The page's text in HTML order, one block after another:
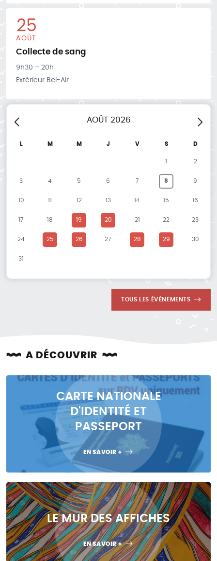
25
AOÛT
Collecte de sang
9h30 – 20h
Extérieur Bel-Air
AOÛT 2026
L M M J V S D
1 2
3 4 5 6 7 8 9
10 11 12 13 14 15 16
17 18 19 20 21 22 23
24 25 26 27 28 29 30
31
TOUS LES ÉVÈNEMENTS
A DÉCOUVRIR
CARTE NATIONALE
D'IDENTITÉ ET
PASSEPORT
EN SAVOIR +
LE MUR DES AFFICHES
EN SAVOIR +